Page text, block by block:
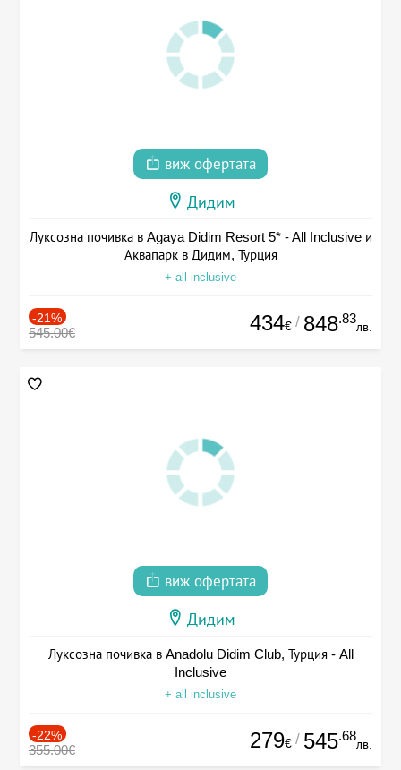
виж офертата
Дидим
Луксозна почивка в Agaya Didim Resort 5* - All Inclusive и
Аквапарк в Дидим, Турция
+ all inclusive
-21%
545.00€ 434€ / 848.83
лв.
виж офертата
Дидим
Луксозна почивка в Anadolu Didim Club, Турция - All
Inclusive
+ all inclusive
-22%
355.00€ 279€ / 545.68
лв.